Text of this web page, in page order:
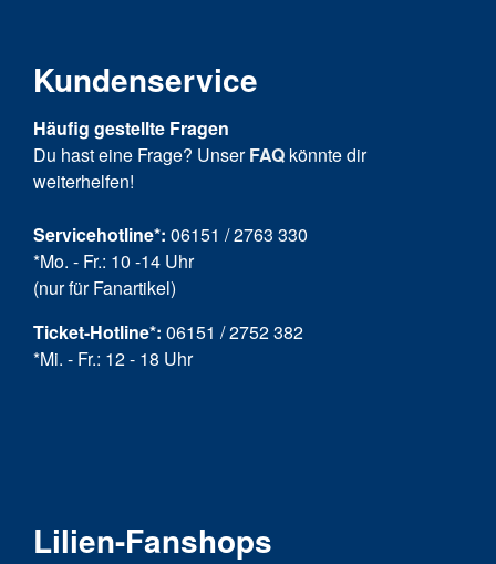
Kundenservice
Häufig gestellte Fragen
Du hast eine Frage? Unser FAQ könnte dir
weiterhelfen!
Servicehotline*: 06151 / 2763 330
*Mo. - Fr.: 10 -14 Uhr
(nur für Fanartikel)
Ticket-Hotline*: 06151 / 2752 382
*Mi. - Fr.: 12 - 18 Uhr
Lilien-Fanshops